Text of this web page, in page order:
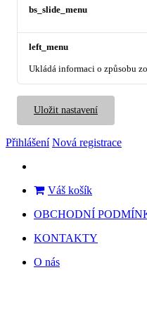
bs_slide_menu
left_menu
Ukládá informaci o způsobu
Uložit nastavení
Přihlášení Nová registrace
Váš košík
OBCHODNÍ
KONTAKTY
O nás